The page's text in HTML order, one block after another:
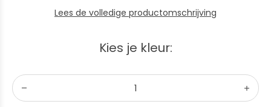
Lees de volledige productomschrijving
Kies je kleur: